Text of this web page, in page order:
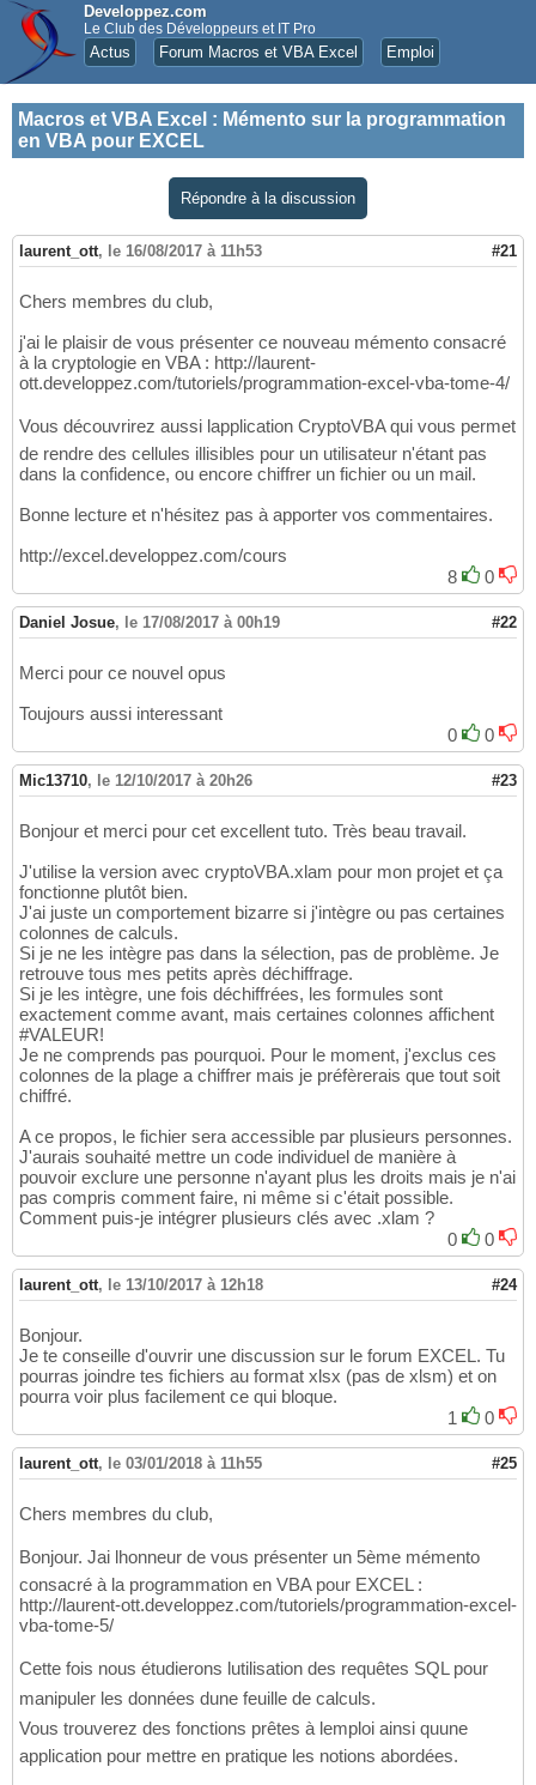
Developpez.com
Le Club des Développeurs et IT Pro
Actus Forum Macros et VBA Excel Emploi
Macros et VBA Excel : Mémento sur la programmation
en VBA pour EXCEL
Répondre à la discussion
laurent_ott, le 16/08/2017 à 11h53 #21
Chers membres du club,
j'ai le plaisir de vous présenter ce nouveau mémento consacré
à la cryptologie en VBA : http://laurent-
ott.developpez.com/tutoriels/programmation-excel-vba-tome-4/
Vous découvrirez aussi lapplication CryptoVBA qui vous permet
de rendre des cellules illisibles pour un utilisateur n'étant pas
dans la confidence, ou encore chiffrer un fichier ou un mail.
Bonne lecture et n'hésitez pas à apporter vos commentaires.
http://excel.developpez.com/cours
8
0
Daniel Josue, le 17/08/2017 à 00h19 #22
Merci pour ce nouvel opus
Toujours aussi interessant
0
0
Mic13710, le 12/10/2017 à 20h26 #23
Bonjour et merci pour cet excellent tuto. Très beau travail.
J'utilise la version avec cryptoVBA.xlam pour mon projet et ça
fonctionne plutôt bien.
J'ai juste un comportement bizarre si j'intègre ou pas certaines
colonnes de calculs.
Si je ne les intègre pas dans la sélection, pas de problème. Je
retrouve tous mes petits après déchiffrage.
Si je les intègre, une fois déchiffrées, les formules sont
exactement comme avant, mais certaines colonnes affichent
#VALEUR!
Je ne comprends pas pourquoi. Pour le moment, j'exclus ces
colonnes de la plage a chiffrer mais je préfèrerais que tout soit
chiffré.
A ce propos, le fichier sera accessible par plusieurs personnes.
J'aurais souhaité mettre un code individuel de manière à
pouvoir exclure une personne n'ayant plus les droits mais je n'ai
pas compris comment faire, ni même si c'était possible.
Comment puis-je intégrer plusieurs clés avec .xlam ?
0
0
laurent_ott, le 13/10/2017 à 12h18 #24
Bonjour.
Je te conseille d'ouvrir une discussion sur le forum EXCEL. Tu
pourras joindre tes fichiers au format xlsx (pas de xlsm) et on
pourra voir plus facilement ce qui bloque.
1
0
laurent_ott, le 03/01/2018 à 11h55 #25
Chers membres du club,
Bonjour. Jai lhonneur de vous présenter un 5ème mémento
consacré à la programmation en VBA pour EXCEL :
http://laurent-ott.developpez.com/tutoriels/programmation-excel-
vba-tome-5/
Cette fois nous étudierons lutilisation des requêtes SQL pour
manipuler les données dune feuille de calculs.
Vous trouverez des fonctions prêtes à lemploi ainsi quune
application pour mettre en pratique les notions abordées.